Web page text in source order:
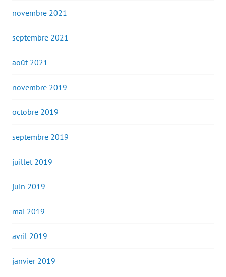
novembre 2021
septembre 2021
août 2021
novembre 2019
octobre 2019
septembre 2019
juillet 2019
juin 2019
mai 2019
avril 2019
janvier 2019